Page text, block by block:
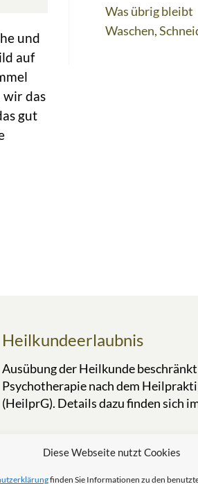
Diese Webseite nutzt Cookies
finden Sie Informationen zu den
und
auf
wir das
gut
Was übrig bleibt
Waschen,
Heilkundeerlaubnis
Ausübung der Heilkunde
Psychotherapie nach dem
(HeilprG). Details dazu finden sich